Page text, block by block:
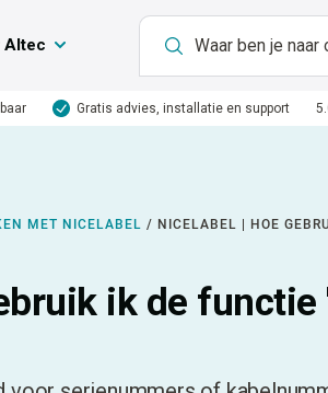
Altec
Gratis advies, installatie en support
MET NICELABEL / NICELABEL | HOE
ik de functie